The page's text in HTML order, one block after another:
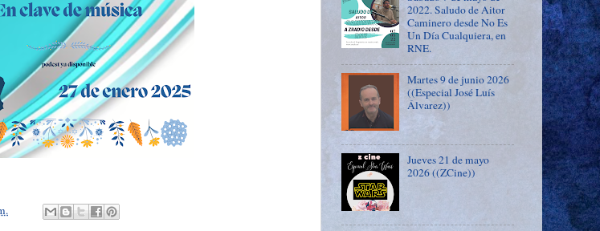
2022. Saludo de Aitor
Caminero desde No Es
Un Día Cualquiera, en
RNE.
Martes 9 de junio 2026
((Especial José Luís
Álvarez))
Jueves 21 de mayo
2026 ((ZCine))